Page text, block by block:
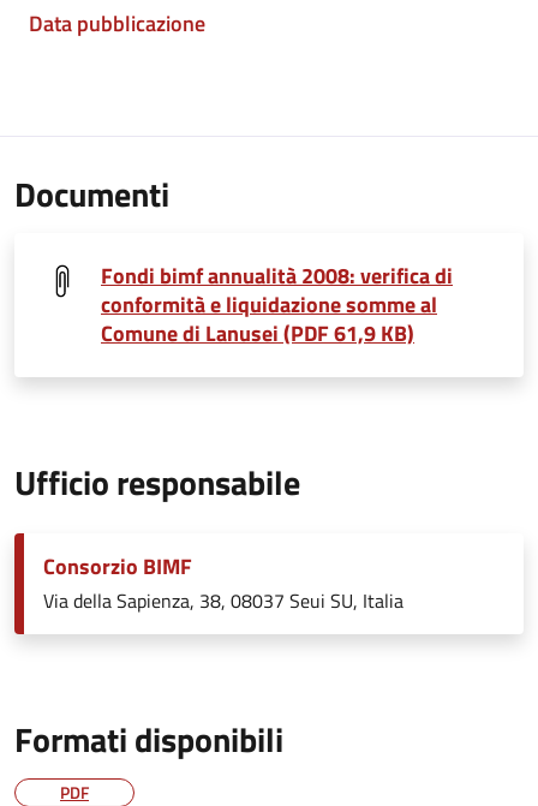
Data pubblicazione
Documenti
Fondi bimf annualità 2008: verifica di
conformità e liquidazione somme al
Comune di Lanusei (PDF 61,9 KB)
Ufficio responsabile
Consorzio BIMF
Via della Sapienza, 38, 08037 Seui SU, Italia
Formati disponibili
PDF